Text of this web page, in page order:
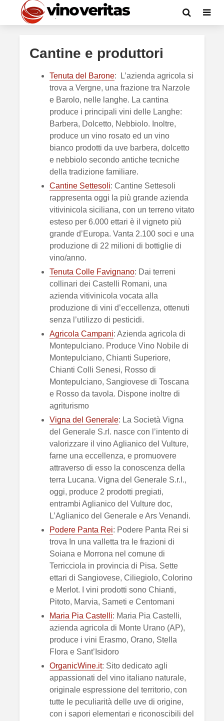
Cantine e produttori
Tenuta del Barone: L’azienda agricola si
trova a Vergne, una frazione tra Narzole
e Barolo, nelle langhe. La cantina
produce i principali vini delle Langhe:
Barbera, Dolcetto, Nebbiolo. Inoltre,
produce un vino rosato ed un vino
bianco prodotti da uve barbera, dolcetto
e nebbiolo secondo antiche tecniche
della tradizione familiare.
Cantine Settesoli: Cantine Settesoli
rappresenta oggi la più grande azienda
vitivinicola siciliana, con un terreno vitato
esteso per 6.000 ettari è il vigneto più
grande d’Europa. Vanta 2.100 soci e una
produzione di 22 milioni di bottiglie di
vino/anno.
Tenuta Colle Favignano: Dai terreni
collinari dei Castelli Romani, una
azienda vitivinicola vocata alla
produzione di vini d’eccellenza, ottenuti
senza l’utilizzo di pesticidi.
Agricola Campani: Azienda agricola di
Montepulciano. Produce Vino Nobile di
Montepulciano, Chianti Superiore,
Chianti Colli Senesi, Rosso di
Montepulciano, Sangiovese di Toscana
e Rosso da tavola. Dispone inoltre di
agriturismo
Vigna del Generale: La Società Vigna
del Generale S.rl. nasce con l’intento di
valorizzare il vino Aglianico del Vulture,
farne una eccellenza, e promuovere
attraverso di esso la conoscenza della
terra Lucana. Vigna del Generale S.r.l.,
oggi, produce 2 prodotti pregiati,
entrambi Aglianico del Vulture doc,
L’Aglianico del Generale e Ars Venandi.
Podere Panta Rei: Podere Panta Rei si
trova In una valletta tra le frazioni di
Soiana e Morrona nel comune di
Terricciola in provincia di Pisa. Sette
ettari di Sangiovese, Ciliegiolo, Colorino
e Merlot. I vini prodotti sono Chianti,
Pitoto, Marvia, Sameti e Centomani
Maria Pia Castelli: Maria Pia Castelli,
azienda agricola di Monte Urano (AP),
produce i vini Erasmo, Orano, Stella
Flora e Sant’Isidoro
OrganicWine.it: Sito dedicato agli
appassionati del vino italiano naturale,
originale espressione del territorio, con
tutte le peculiarità delle uve di origine,
con i sapori elementari e riconoscibili del